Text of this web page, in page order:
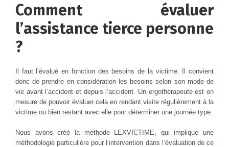
Comment évaluer
l’assistance tierce personne
?
Il faut l’évalué en fonction des besoins de la victime. Il convient
donc de prendre en considération les besoins selon son mode de
vie avant l’accident et depuis l’accident. Un ergothérapeute est en
mesure de pouvoir évaluer cela en rendant visite régulièrement à la
victime ou bien restant avec elle pour déterminer une journée type.
Nous avons créé la méthode LEXVICTIME, qui implique une
méthodologie particulière pour l’intervention dans l’évaluation de ce